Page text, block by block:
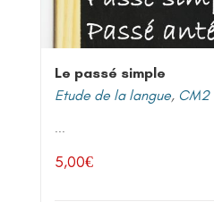
Le passé simple
Etude de la langue, CM2
...
5,00€